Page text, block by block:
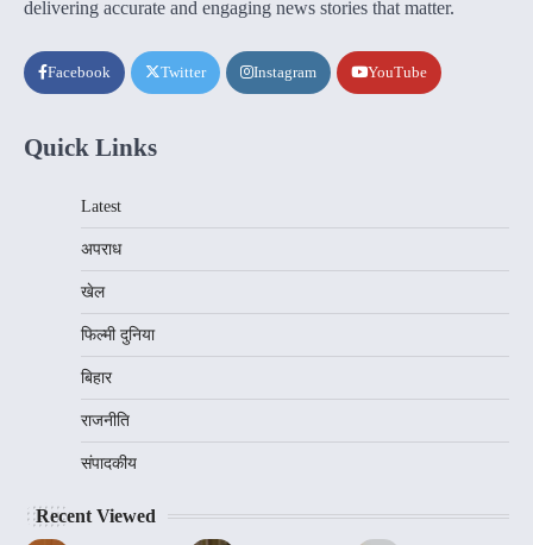
delivering accurate and engaging news stories that matter.
Facebook Twitter Instagram YouTube
Quick Links
Latest
अपराध
खेल
फिल्मी दुनिया
बिहार
राजनीति
संपादकीय
Recent Viewed